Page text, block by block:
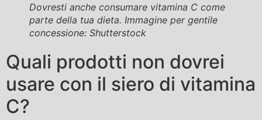
Dovresti anche consumare vitamina C come
parte della tua dieta. Immagine per gentile
concessione: Shutterstock
Quali prodotti non dovrei
usare con il siero di vitamina
C?